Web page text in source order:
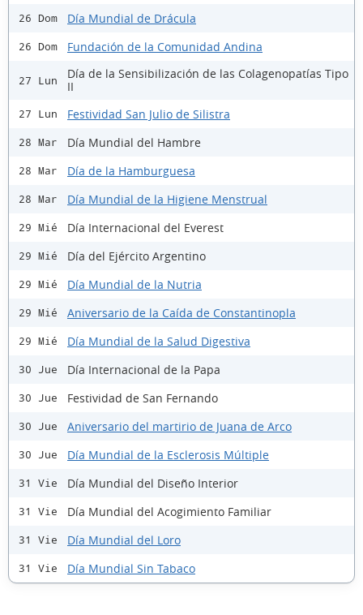
26 Dom Día Mundial de Drácula
26 Dom Fundación de la Comunidad Andina
27 Lun
Día de la Sensibilización de las Colagenopatías Tipo
II
27 Lun Festividad San Julio de Silistra
28 Mar Día Mundial del Hambre
28 Mar Día de la Hamburguesa
28 Mar Día Mundial de la Higiene Menstrual
29 Mié Día Internacional del Everest
29 Mié Día del Ejército Argentino
29 Mié Día Mundial de la Nutria
29 Mié Aniversario de la Caída de Constantinopla
29 Mié Día Mundial de la Salud Digestiva
30 Jue Día Internacional de la Papa
30 Jue Festividad de San Fernando
30 Jue Aniversario del martirio de Juana de Arco
30 Jue Día Mundial de la Esclerosis Múltiple
31 Vie Día Mundial del Diseño Interior
31 Vie Día Mundial del Acogimiento Familiar
31 Vie Día Mundial del Loro
31 Vie Día Mundial Sin Tabaco